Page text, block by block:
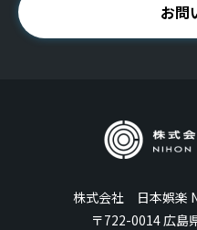
お問
株式会社 日本娯楽
〒722-0014 広島